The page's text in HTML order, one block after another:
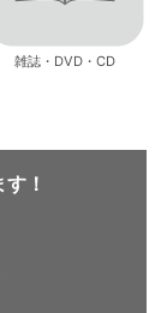
雑誌・DVD・CD
！